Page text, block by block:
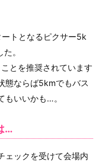
トとなるピクサー5k
。
とを推奨されています
態ならば5kmでもバス
もいいかも…。
…
ェックを受けて会場内